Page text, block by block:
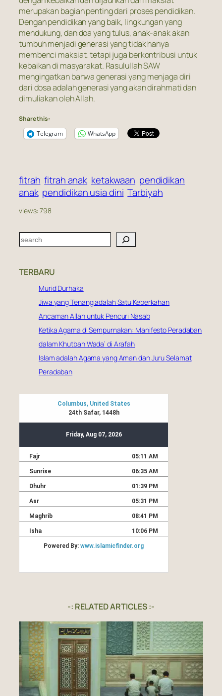
merupakan bagian penting dari proses pendidikan.
Dengan pendidikan yang baik, lingkungan yang
mendukung, dan doa yang tulus, anak-anak akan
tumbuh menjadi generasi yang tidak hanya
membenci maksiat, tetapi juga berkontribusi untuk
kebaikan di masyarakat. Rasulullah SAW
mengingatkan bahwa generasi yang menjaga diri
dari dosa adalah generasi yang akan dirahmati dan
dimuliakan oleh Allah.
Share this:
Telegram
WhatsApp
fitrah fitrah anak ketakwaan pendidikan
anak pendidikan usia dini Tarbiyah
views:798
S
e
r
TERBARU
Murid Durhaka
Jiwa yang Tenang adalah Satu Keberkahan
Ancaman Allah untuk Pencuri Nasab
Ketika Agama di Sempurnakan: Manifesto Peradaban
dalam Khutbah Wada’ di Arafah
Islam adalah Agama yang Aman dan Juru Selamat
Peradaban
-: RELATED ARTICLES :-